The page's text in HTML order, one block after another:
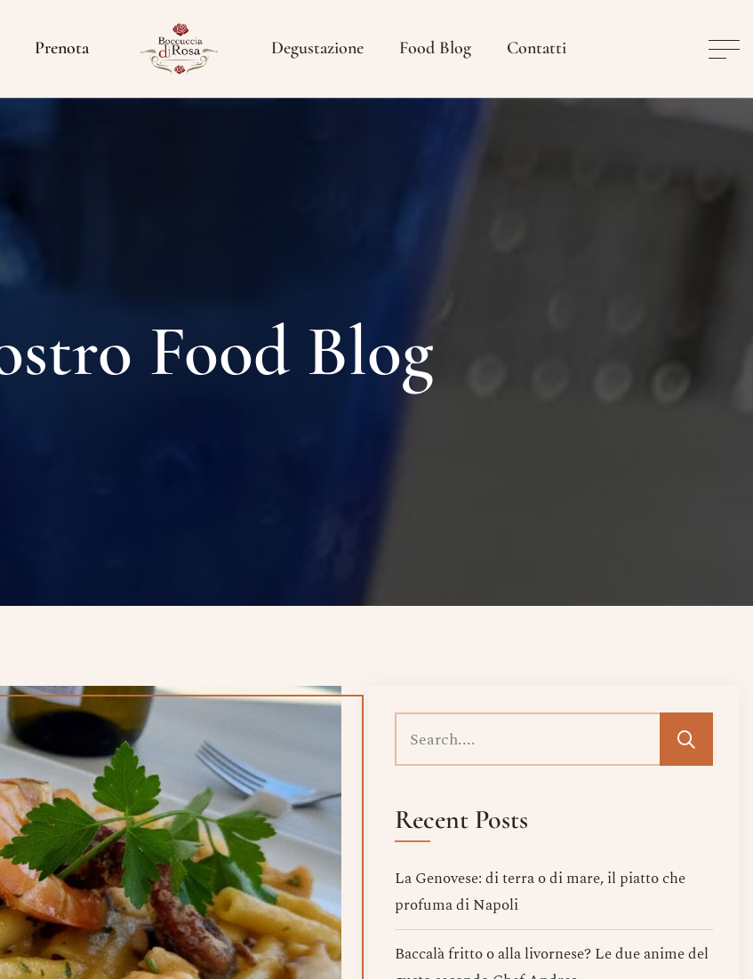
Prenota Degustazione Food Blog Contatti
Food Blog
Recent Posts
La Genovese: di terra o di mare, il piatto che
profuma di Napoli
Baccalà fritto o alla livornese? Le due anime del